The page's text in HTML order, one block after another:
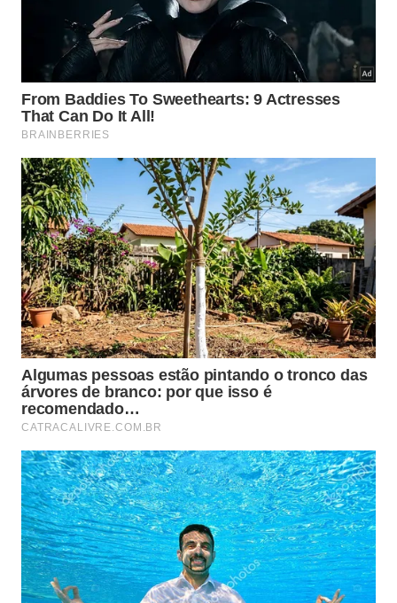
A caminho da gravação do clipe da Bidê ou Balde, com
Carlinhos Carneiro. A parte mais legal do projeto é ter
oportunidade de seguir com as amizades que fazemos.
Pra ter “sim”, trabalhamos por 8 meses para
encontrar a forma certa de realizar esse projeto.
Replanejando tudo a todo momento, com ajuda de
muitas pessoas, e sem nunca deixar de acreditar.
E o mais legal é que depois de um momento você
passa a entender que tudo é possível, desde que
você ache o caminho certo. E não existe regra pra
isso.